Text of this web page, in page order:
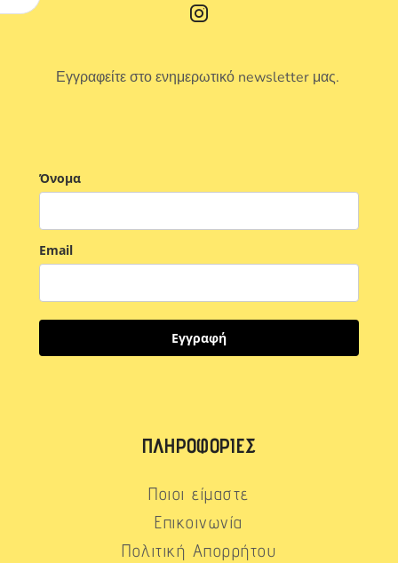
Εγγραφείτε στο ενημερωτικό newsletter μας.
Όνομα
Email
Εγγραφή
ΠΛΗΡΟΦΟΡΊΕΣ
Ποιοι είμαστε
Επικοινωνία
Πολιτική Απορρήτου